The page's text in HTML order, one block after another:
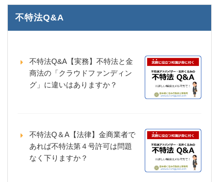
不特法Q&A
不特法Q&A【実務】不特法と金
商法の「クラウドファンディン
グ」に違いはありますか？
不特法Q＆A【法律】金商業者で
あれば不特法第４号許可は問題
なく下りますか？